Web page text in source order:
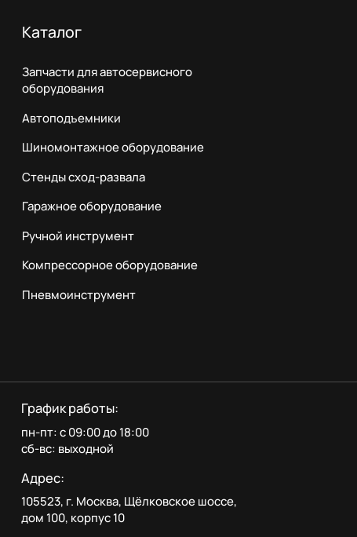
Каталог
Запчасти для автосервисного
оборудования
Автоподъемники
Шиномонтажное оборудование
Стенды сход-развала
Гаражное оборудование
Ручной инструмент
Компрессорное оборудование
Пневмоинструмент
График работы:
пн-пт: с 09:00 до 18:00
сб-вс: выходной
Адрес:
105523, г. Москва, Щёлковское шоссе,
дом 100, корпус 10